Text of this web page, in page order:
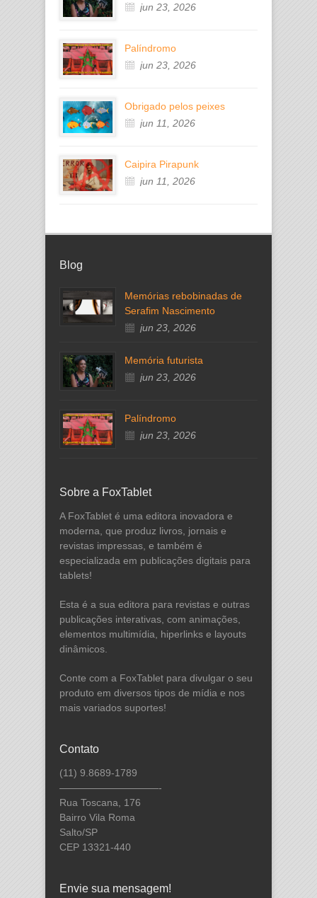
jun 23, 2026
Palíndromo
jun 23, 2026
Obrigado pelos peixes
jun 11, 2026
Caipira Pirapunk
jun 11, 2026
Blog
Memórias rebobinadas de
Serafim Nascimento
jun 23, 2026
Memória futurista
jun 23, 2026
Palíndromo
jun 23, 2026
Sobre a FoxTablet
A FoxTablet é uma editora inovadora e
moderna, que produz livros, jornais e
revistas impressas, e também é
especializada em publicações digitais para
tablets!
Esta é a sua editora para revistas e outras
publicações interativas, com animações,
elementos multimídia, hiperlinks e layouts
dinâmicos.
Conte com a FoxTablet para divulgar o seu
produto em diversos tipos de mídia e nos
mais variados suportes!
Contato
(11) 9.8689-1789
——————————-
Rua Toscana, 176
Bairro Vila Roma
Salto/SP
CEP 13321-440
Envie sua mensagem!